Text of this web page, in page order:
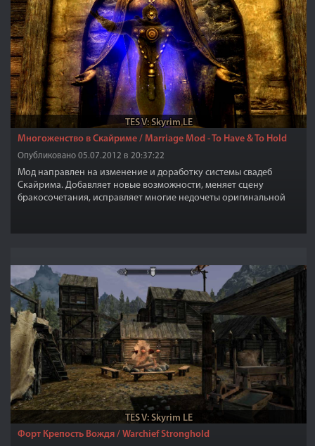
TES V: Skyrim LE
Многоженство в Скайриме / Marriage Mod - To Have & To Hold
Опубликовано 05.07.2012 в 20:37:22
Мод направлен на изменение и доработку системы свадеб
Скайрима. Добавляет новые возможности, меняет сцену
бракосочетания, исправляет многие недочеты оригинальной
диалоге о разводе.
TES V: Skyrim LE
Форт Крепость Вождя / Warchief Stronghold